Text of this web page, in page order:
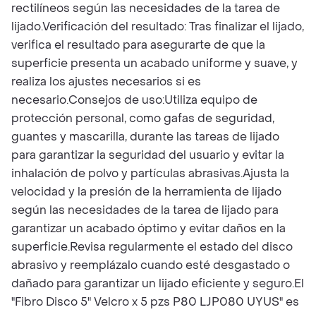
rectilíneos según las necesidades de la tarea de
lijado.Verificación del resultado: Tras finalizar el lijado,
verifica el resultado para asegurarte de que la
superficie presenta un acabado uniforme y suave, y
realiza los ajustes necesarios si es
necesario.Consejos de uso:Utiliza equipo de
protección personal, como gafas de seguridad,
guantes y mascarilla, durante las tareas de lijado
para garantizar la seguridad del usuario y evitar la
inhalación de polvo y partículas abrasivas.Ajusta la
velocidad y la presión de la herramienta de lijado
según las necesidades de la tarea de lijado para
garantizar un acabado óptimo y evitar daños en la
superficie.Revisa regularmente el estado del disco
abrasivo y reemplázalo cuando esté desgastado o
dañado para garantizar un lijado eficiente y seguro.El
"Fibro Disco 5" Velcro x 5 pzs P80 LJP080 UYUS" es